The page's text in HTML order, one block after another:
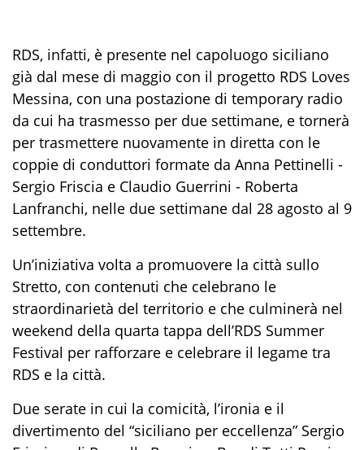
RDS, infatti, è presente nel capoluogo siciliano
già dal mese di maggio con il progetto RDS Loves
Messina, con una postazione di temporary radio
da cui ha trasmesso per due settimane, e tornerà
per trasmettere nuovamente in diretta con le
coppie di conduttori formate da Anna Pettinelli -
Sergio Friscia e Claudio Guerrini - Roberta
Lanfranchi, nelle due settimane dal 28 agosto al 9
settembre.
Un’iniziativa volta a promuovere la città sullo
Stretto, con contenuti che celebrano le
straordinarietà del territorio e che culminerà nel
weekend della quarta tappa dell’RDS Summer
Festival per rafforzare e celebrare il legame tra
RDS e la città.
Due serate in cui la comicità, l’ironia e il
divertimento del “siciliano per eccellenza” Sergio